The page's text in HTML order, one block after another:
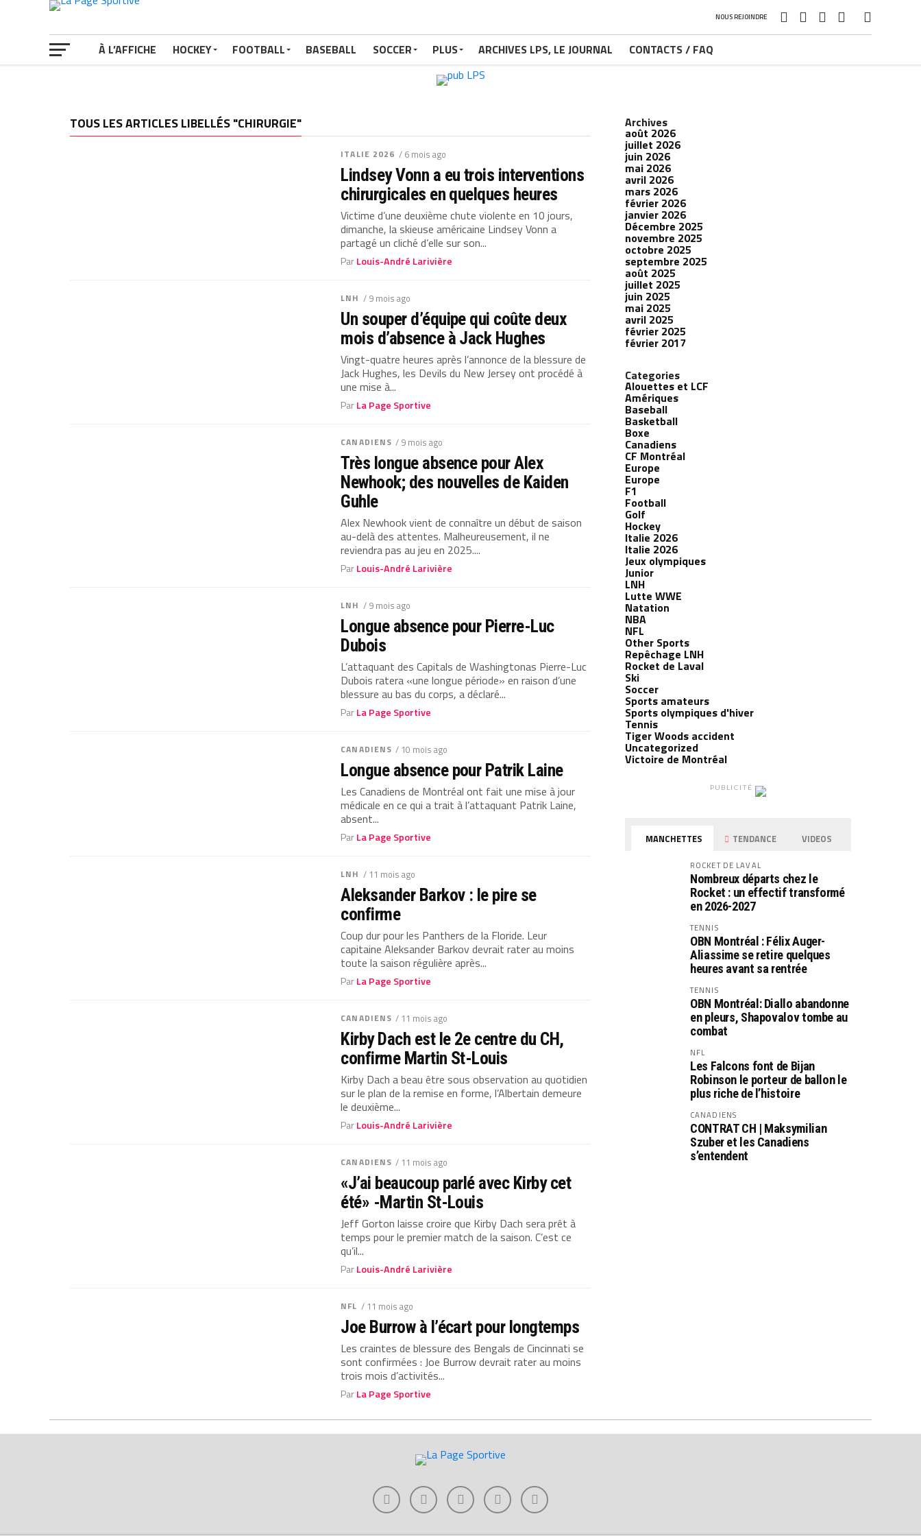
NOUS REJOINDRE
À L’AFFICHE HOCKEY FOOTBALL BASEBALL SOCCER PLUS ARCHIVES LPS, LE JOURNAL CONTACTS / FAQ
TOUS LES ARTICLES LIBELLÉS "CHIRURGIE"
ITALIE 2026 / 6 mois ago
Lindsey Vonn a eu trois interventions
chirurgicales en quelques heures
Victime d’une deuxième chute violente en 10 jours,
dimanche, la skieuse américaine Lindsey Vonn a
partagé un cliché d’elle sur son...
ParLouis-André Larivière
LNH / 9 mois ago
Un souper d’équipe qui coûte deux
mois d’absence à Jack Hughes
Vingt-quatre heures après l’annonce de la blessure de
Jack Hughes, les Devils du New Jersey ont procédé à
une mise à...
ParLa Page Sportive
CANADIENS / 9 mois ago
Très longue absence pour Alex
Newhook; des nouvelles de Kaiden
Guhle
Alex Newhook vient de connaître un début de saison
au-delà des attentes. Malheureusement, il ne
reviendra pas au jeu en 2025....
ParLouis-André Larivière
LNH / 9 mois ago
Longue absence pour Pierre-Luc
Dubois
L’attaquant des Capitals de Washingtonas Pierre-Luc
Dubois ratera «une longue période» en raison d’une
blessure au bas du corps, a déclaré...
ParLa Page Sportive
CANADIENS / 10 mois ago
Longue absence pour Patrik Laine
Les Canadiens de Montréal ont fait une mise à jour
médicale en ce qui a trait à l’attaquant Patrik Laine,
absent...
ParLa Page Sportive
LNH / 11 mois ago
Aleksander Barkov : le pire se
confirme
Coup dur pour les Panthers de la Floride. Leur
capitaine Aleksander Barkov devrait rater au moins
toute la saison régulière après...
ParLa Page Sportive
CANADIENS / 11 mois ago
Kirby Dach est le 2e centre du CH,
confirme Martin St-Louis
Kirby Dach a beau être sous observation au quotidien
sur le plan de la remise en forme, l’Albertain demeure
le deuxième...
ParLouis-André Larivière
CANADIENS / 11 mois ago
«J’ai beaucoup parlé avec Kirby cet
été» -Martin St-Louis
Jeff Gorton laisse croire que Kirby Dach sera prêt à
temps pour le premier match de la saison. C’est ce
qu’il...
ParLouis-André Larivière
NFL / 11 mois ago
Joe Burrow à l’écart pour longtemps
Les craintes de blessure des Bengals de Cincinnati se
sont confirmées : Joe Burrow devrait rater au moins
trois mois d’activités...
ParLa Page Sportive
Archives
août 2026
juillet 2026
juin 2026
mai 2026
avril 2026
mars 2026
février 2026
janvier 2026
Décembre 2025
novembre 2025
octobre 2025
septembre 2025
août 2025
juillet 2025
juin 2025
mai 2025
avril 2025
février 2025
février 2017
Categories
Alouettes et LCF
Amériques
Baseball
Basketball
Boxe
Canadiens
CF Montréal
Europe
Europe
F1
Football
Golf
Hockey
Italie 2026
Italie 2026
Jeux olympiques
Junior
LNH
Lutte WWE
Natation
NBA
NFL
Other Sports
Repêchage LNH
Rocket de Laval
Ski
Soccer
Sports amateurs
Sports olympiques d'hiver
Tennis
Tiger Woods accident
Uncategorized
Victoire de Montréal
PUBLICITÉ
MANCHETTES TENDANCE VIDEOS
ROCKET DE LAVAL
Nombreux départs chez le
Rocket : un effectif transformé
en 2026-2027
TENNIS
OBN Montréal : Félix Auger-
Aliassime se retire quelques
heures avant sa rentrée
TENNIS
OBN Montréal: Diallo abandonne
en pleurs, Shapovalov tombe au
combat
NFL
Les Falcons font de Bijan
Robinson le porteur de ballon le
plus riche de l’histoire
CANADIENS
CONTRAT CH | Maksymilian
Szuber et les Canadiens
s’entendent